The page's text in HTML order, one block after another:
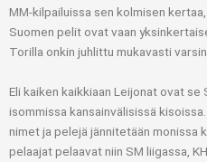
MM-kilpailuissa sen kolmisen
Suomen pelit ovat vaan
Torilla onkin juhlittu mukavasti
Eli kaiken kaikkiaan Leijonat ovat se
isommissa kansainvälisissä
nimet ja pelejä jännitetään monissa
pelaajat pelaavat niin SM liigassa,